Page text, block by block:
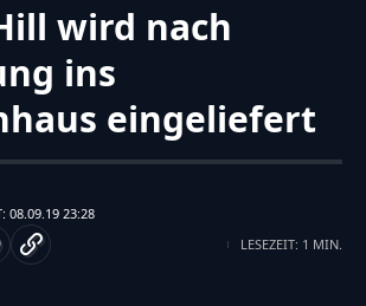
wird nach
ins
eingeliefert
08.09.19 23:28
LESEZEIT: 1 MIN.